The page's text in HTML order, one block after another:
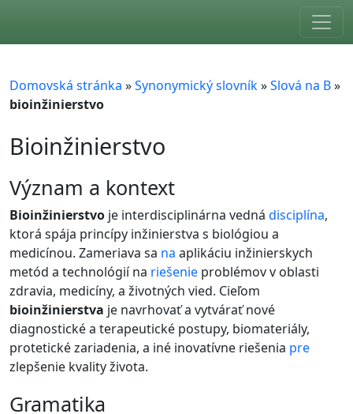
Domovská stránka »Synonymický slovník»Slová na B»
bioinžinierstvo
Bioinžinierstvo
význam a kontext
Bioinžinierstvo je interdisciplinárna vedná disciplína,
ktorá spája princípy inžinierstva s biológiou a
medicínou. Zameriava sa na aplikáciu inžinierskych
metód a technológií na riešenie problémov v oblasti
zdravia, medicíny, a životných vied. Cieľom
bioinžinierstva je navrhovať a vytvárať nové
diagnostické a terapeutické postupy, biomateriály,
protetické zariadenia, a iné inovatívne riešenia pre
zlepšenie kvality života.
gramatika